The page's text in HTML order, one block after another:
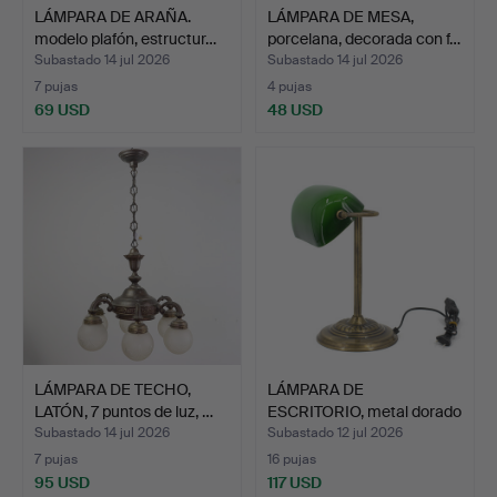
LÁMPARA DE ARAÑA.
modelo plafón, estructur…
Subastado 14 jul 2026
7 pujas
69 USD
LÁMPARA DE MESA,
porcelana, decorada con f…
Subastado 14 jul 2026
4 pujas
48 USD
LÁMPARA DE TECHO,
LATÓN, 7 puntos de luz, …
Subastado 14 jul 2026
7 pujas
95 USD
LÁMPARA DE
ESCRITORIO, metal dorado
patina…
Subastado 12 jul 2026
16 pujas
117 USD